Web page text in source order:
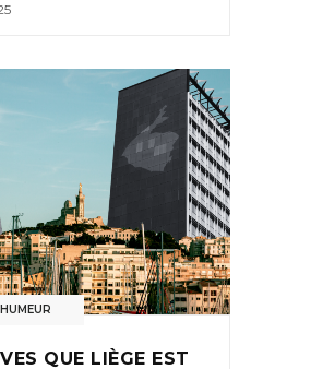
QUE LIÈGE EST